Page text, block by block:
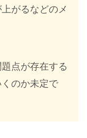
がるなどのメ
点が存在する
のか未定で